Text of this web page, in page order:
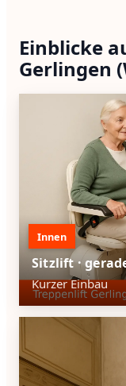
Einblicke
Gerlingen
Innen
Sitzlift ·
Kurzer Einbau